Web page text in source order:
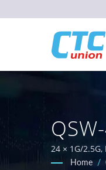
24 × 1G/
temperatura
Home /